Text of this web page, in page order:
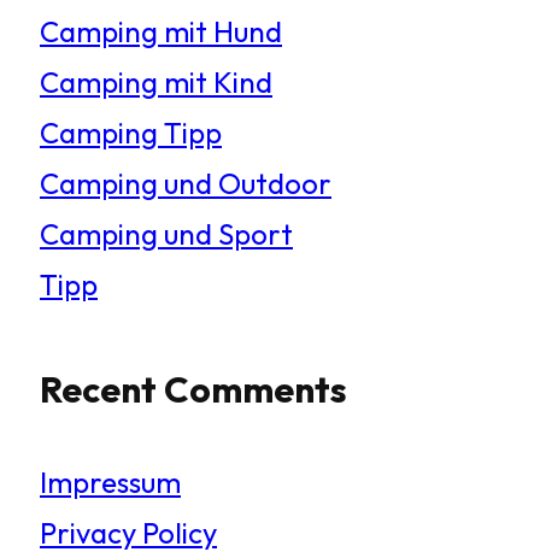
Camping mit Hund
Camping mit Kind
Camping Tipp
Camping und Outdoor
Camping und Sport
Tipp
Recent Comments
Impressum
Privacy Policy